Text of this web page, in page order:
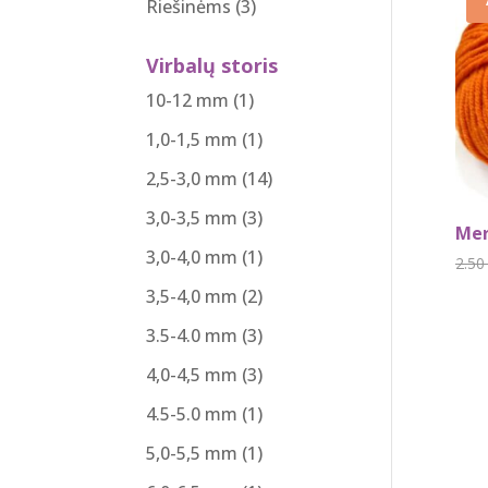
2.50
Riešinėms (3)
Virbalų storis
10-12 mm (1)
1,0-1,5 mm (1)
2,5-3,0 mm (14)
3,0-3,5 mm (3)
3,0-4,0 mm (1)
3,5-4,0 mm (2)
3.5-4.0 mm (3)
4,0-4,5 mm (3)
4.5-5.0 mm (1)
5,0-5,5 mm (1)